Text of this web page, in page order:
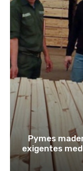
Pymes
exigentes